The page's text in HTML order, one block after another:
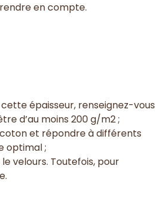
en compte.
épaisseur, renseignez-vous
d’au moins 200 g/m2 ;
et répondre à différents
optimal ;
velours. Toutefois, pour